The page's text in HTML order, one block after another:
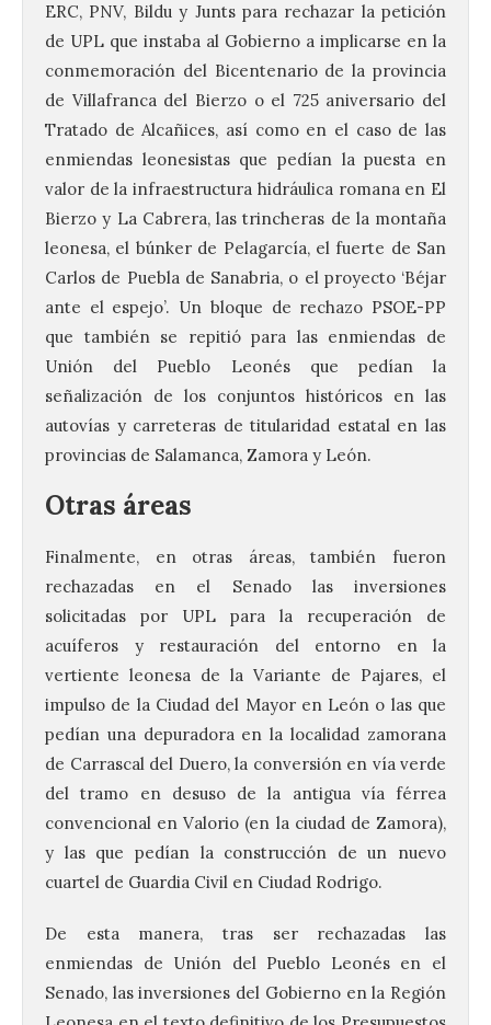
ERC, PNV, Bildu y Junts para rechazar la petición
de UPL que instaba al Gobierno a implicarse en la
conmemoración del Bicentenario de la provincia
de Villafranca del Bierzo o el 725 aniversario del
Tratado de Alcañices, así como en el caso de las
enmiendas leonesistas que pedían la puesta en
valor de la infraestructura hidráulica romana en El
Bierzo y La Cabrera, las trincheras de la montaña
leonesa, el búnker de Pelagarcía, el fuerte de San
Carlos de Puebla de Sanabria, o el proyecto ‘Béjar
ante el espejo’. Un bloque de rechazo PSOE-PP
que también se repitió para las enmiendas de
Unión del Pueblo Leonés que pedían la
señalización de los conjuntos históricos en las
autovías y carreteras de titularidad estatal en las
provincias de Salamanca, Zamora y León.
Otras áreas
Finalmente, en otras áreas, también fueron
rechazadas en el Senado las inversiones
solicitadas por UPL para la recuperación de
acuíferos y restauración del entorno en la
vertiente leonesa de la Variante de Pajares, el
impulso de la Ciudad del Mayor en León o las que
pedían una depuradora en la localidad zamorana
de Carrascal del Duero, la conversión en vía verde
del tramo en desuso de la antigua vía férrea
convencional en Valorio (en la ciudad de Zamora),
y las que pedían la construcción de un nuevo
cuartel de Guardia Civil en Ciudad Rodrigo.
De esta manera, tras ser rechazadas las
enmiendas de Unión del Pueblo Leonés en el
Senado, las inversiones del Gobierno en la Región
UPL insta a la Junta a
actuar para salvar el
castillo del Asmesnal, un
Un Bien de Interés